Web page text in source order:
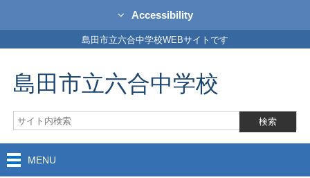
Accessibility
島田市立六合中学校WEBサイトです
島田市立六合中学校
MENU